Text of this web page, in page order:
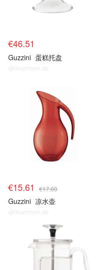
€46.51
Guzzini 蛋糕托盘
@dealmoon.de
€15.61 €17.00
Guzzini 凉水壶
@dealmoon.de